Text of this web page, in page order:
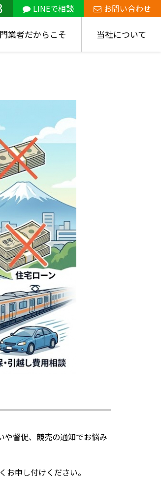
LINEで相談 お問い合わせ
業者だからこそ 当社について
や督促、競売の通知でお悩み
申し付けください。